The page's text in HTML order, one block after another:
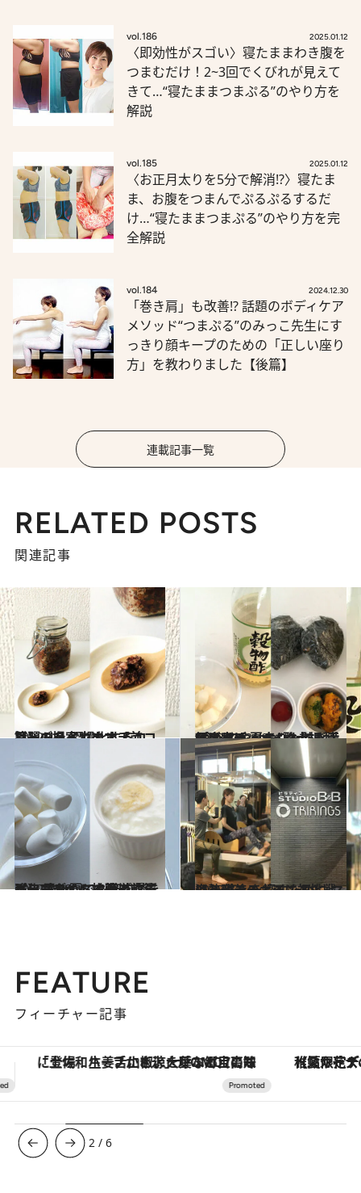
vol.186 2025.01.12
〈即効性がスゴい〉寝たままわき腹を
つまむだけ！2~3回でくびれが見えて
きて…“寝たままつまぷる”のやり方を
解説
vol.185 2025.01.12
〈お正月太りを5分で解消!?〉寝たま
ま、お腹をつまんでぷるぷるするだ
け…“寝たままつまぷる”のやり方を完
全解説
vol.184 2024.12.30
「巻き肩」も改善!? 話題のボディケア
メソッド“つまぷる”のみっこ先生にす
っきり顔キープのための「正しい座り
方」を教わりました【後篇】
連載記事一覧
RELATED POSTS
関連記事
2022.4.3
話題のハイカカオチョコレートを 習慣化するコツ、ご提案します【前篇】
ビューティ＆ヘルス 2023.7.23
“食べてやせる”酢大根おにぎりは ヘルシーでも満足度高め 夏太りも防ぎ手軽にボディメイク
ビューティ＆ヘルス
2022.7.10
【ヨーグルトで簡単レシピ】 暑い夏でも筋肉量をキープすべく タンパク質強化おやつに挑戦＜前篇＞
ビューティ＆ヘルス 2023.8.6
姿勢改善のポイントとは？ 答えを探すために マシンピラティスに初挑戦
ビューティ＆ヘルス
FEATURE
フィーチャー記事
【夏限定ディナーコース】旬を迎える稚鮎や花ズッキーニなどをイタリア・トスカーナの郷土料理の手法で満喫！
3 /6